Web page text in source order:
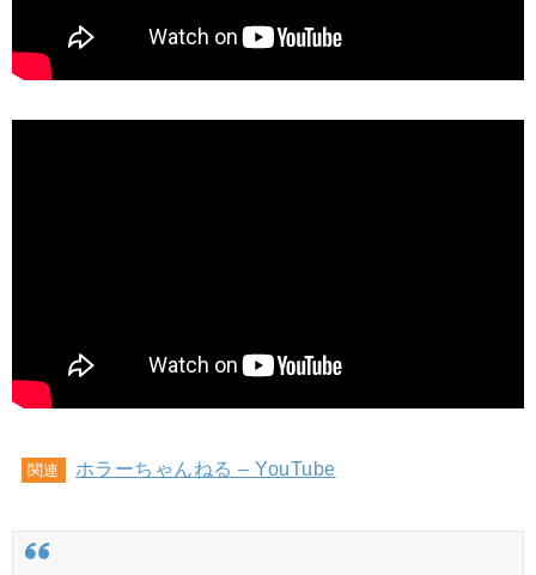
関連 ホラーちゃんねる – YouTube